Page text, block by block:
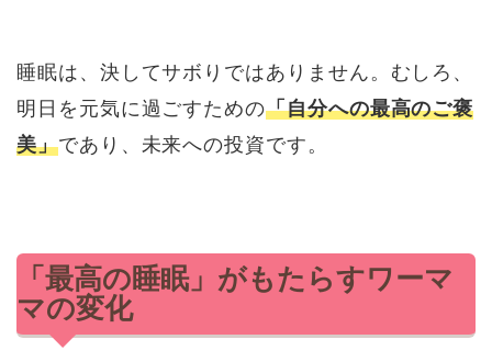
睡眠は、決してサボりではありません。むしろ、
明日を元気に過ごすための「自分への最高のご褒
美」であり、未来への投資です。
「最高の睡眠」がもたらすワーマ
マの変化